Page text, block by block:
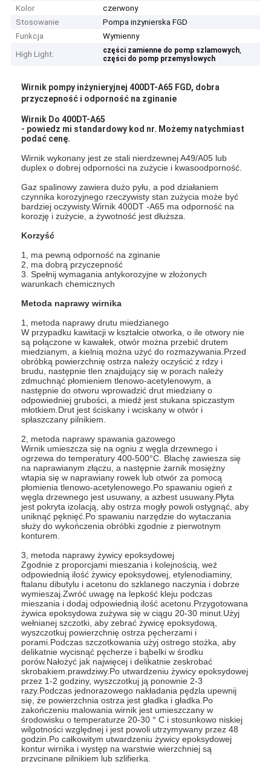
Dom
Produkty
Filmy
Kolor
czerwony
Stosowanie
Pompa inżynierska FGD
Funkcja
Wymienny
High Light:
części zamienne do pomp szlamowych,
części do pomp przemysłowych
Wirnik pompy inżynieryjnej 400DT-A65 FGD, dobra
przyczepność i odporność na zginanie
Wirnik Do 400DT-A65
- powiedz mi standardowy kod nr. Możemy natychmiast
podać cenę.
Wirnik wykonany jest ze stali nierdzewnej A49/A05 lub
duplex o dobrej odporności na zużycie i kwasoodporność.
Gaz spalinowy zawiera dużo pyłu, a pod działaniem
czynnika korozyjnego rzeczywisty stan zużycia może być
bardziej oczywisty.Wirnik 400DT -A65 ma odporność na
korozję i zużycie, a żywotność jest dłuższa.
Korzyść
1, ma pewną odporność na zginanie
2, ma dobrą przyczepność
3. Spełnij wymagania antykorozyjne w złożonych
warunkach chemicznych
Metoda naprawy wirnika
1, metoda naprawy drutu miedzianego
W przypadku kawitacji w kształcie otworka, o ile otwory nie
są połączone w kawałek, otwór można przebić drutem
miedzianym, a kielnią można użyć do rozmazywania.Przed
obróbką powierzchnię ostrza należy oczyścić z rdzy i
brudu, następnie tlen znajdujący się w porach należy
zdmuchnąć płomieniem tlenowo-acetylenowym, a
następnie do otworu wprowadzić drut miedziany o
odpowiedniej grubości, a miedź jest stukana spiczastym
młotkiem.Drut jest ściskany i wciskany w otwór i
spłaszczany pilnikiem.
2, metoda naprawy spawania gazowego
Wirnik umieszcza się na ogniu z węgla drzewnego i
ogrzewa do temperatury 400-500°C. Blachę zawiesza się
na naprawianym złączu, a następnie żarnik mosiężny
wtapia się w naprawiany rowek lub otwór za pomocą
płomienia tlenowo-acetylenowego.Po spawaniu ogień z
węgla drzewnego jest usuwany, a azbest usuwany.Płyta
jest pokryta izolacją, aby ostrza mogły powoli ostygnąć, aby
uniknąć pęknięć.Po spawaniu narzędzie do wytaczania
służy do wykończenia obróbki zgodnie z pierwotnym
konturem.
3, metoda naprawy żywicy epoksydowej
Zgodnie z proporcjami mieszania i kolejnością, weź
odpowiednią ilość żywicy epoksydowej, etylenodiaminy,
ftalanu dibutylu i acetonu do szklanego naczynia i dobrze
wymieszaj.Zwróć uwagę na lepkość kleju podczas
mieszania i dodaj odpowiednią ilość acetonu.Przygotowana
żywica epoksydowa zużywa się w ciągu 20-30 minut.Użyj
wełnianej szczotki, aby zebrać żywicę epoksydową,
wyszczotkuj powierzchnię ostrza pęcherzami i
porami.Podczas szczotkowania użyj ostrego stożka, aby
delikatnie wycisnąć pęcherze i bąbelki w środku
porów.Nałożyć jak najwięcej i delikatnie zeskrobać
skrobakiem.prawdziwy.Po utwardzeniu żywicy epoksydowej
przez 1-2 godziny, wyszczotkuj ją ponownie 2-3
razy.Podczas jednorazowego nakładania pędzla upewnij
się, że powierzchnia ostrza jest gładka i gładka.Po
zakończeniu malowania wirnik jest umieszczany w
środowisku o temperaturze 20-30 ° C i stosunkowo niskiej
wilgotności względnej i jest powoli utrzymywany przez 48
godzin.Po całkowitym utwardzeniu żywicy epoksydowej
kontur wirnika i występ na warstwie wierzchniej są
przycinane pilnikiem lub szlifierką.